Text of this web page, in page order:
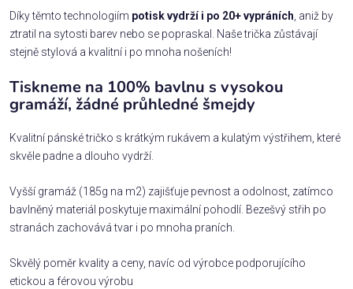
Díky těmto technologiím potisk vydrží i po 20+ vypráních, aniž by
ztratil na sytosti barev nebo se popraskal. Naše trička zůstávají
stejně stylová a kvalitní i po mnoha nošeních!
Tiskneme na 100% bavlnu s vysokou
gramáží, žádné průhledné šmejdy
Kvalitní pánské tričko s krátkým rukávem a kulatým výstřihem, které
skvěle padne a dlouho vydrží.
Vyšší gramáž (185g na m2) zajišťuje pevnost a odolnost, zatímco
bavlněný materiál poskytuje maximální pohodlí. Bezešvý střih po
stranách zachovává tvar i po mnoha praních.
Skvělý poměr kvality a ceny, navíc od výrobce podporujícího
etickou a férovou výrobu